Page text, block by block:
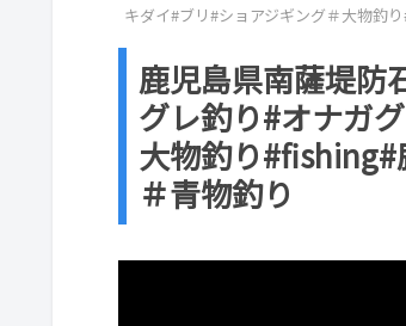
キダイ#ブリ#ショアジギング＃大物釣
鹿児島県南薩堤防
グレ釣り#オナガ
大物釣り#fishing#
＃青物釣り